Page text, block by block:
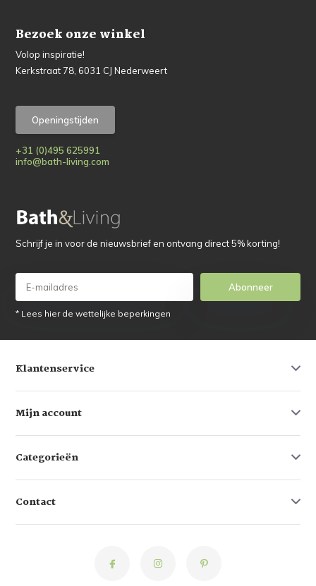
Bezoek onze winkel
Volop inspiratie!
Kerkstraat 78, 6031 CJ Nederweert
Openingstijden
+31 (0)495 625991
info@bath-living.com
Schrijf je in voor de nieuwsbrief en ontvang direct 5% korting!
Abonneer
* Lees hier de wettelijke beperkingen
Klantenservice
Mijn account
Categorieën
Contact